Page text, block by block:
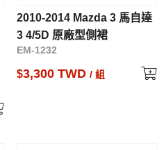
2010-2014 Mazda 3 馬自達
3 4/5D 原廠型側裙
EM-1232
$3,300 TWD/ 組